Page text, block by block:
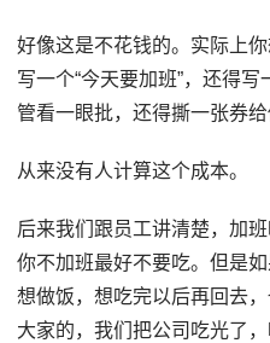
好像这是不花钱的。实际上
写一个“今天要加班”，还得
管看一眼批，还得撕一张券给
从来没有人计算这个成本。
后来我们跟员工讲清楚，加
你不加班最好不要吃。但是
想做饭，想吃完以后再回去
大家的，我们把公司吃光了，